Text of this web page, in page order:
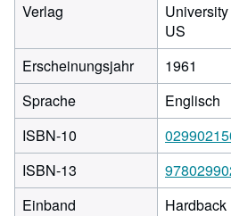
Verlag
US
Erscheinungsjahr
1961
Sprache
Englisch
ISBN-10
ISBN-13
Einband
Hardback